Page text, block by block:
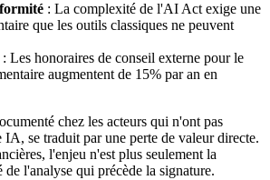
: La complexité de l'AI Act exige une
que les outils classiques ne peuvent
: Les honoraires de conseil externe pour le
augmentent de 15% par an en
chez les acteurs qui n'ont pas
IA, se traduit par une perte de valeur directe.
l'enjeu n'est plus seulement la
l'analyse qui précède la signature.